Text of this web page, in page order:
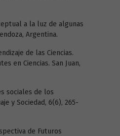
a la luz de algunas
Argentina.
de las Ciencias.
en Ciencias. San Juan,
sociales de los
y Sociedad, 6(6), 265-
de Futuros